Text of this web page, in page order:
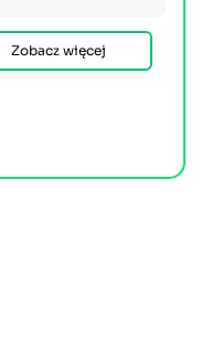
Zobacz więcej